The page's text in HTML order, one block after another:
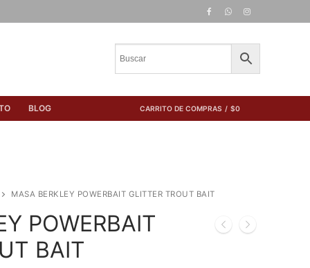
BLOG CARRITO DE COMPRAS / $0
MASA BERKLEY POWERBAIT GLITTER TROUT BAIT
POWERBAIT
BAIT